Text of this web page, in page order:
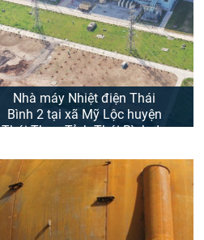
Nhà máy Nhiệt điện Thái
Bình 2 tại xã Mỹ Lộc huyện
Thái Thuỵ, Tỉnh Thái Bình do
Tổng thầu EPC
Dự án Nhà máy Nhiệt điện Thái
Bình 2 tại xã Mỹ Lộc, huyện Thái